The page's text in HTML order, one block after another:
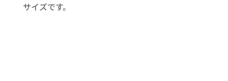
サイズです。